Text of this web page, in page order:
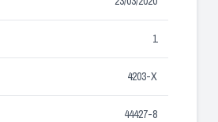
1
4203-X
44427-8